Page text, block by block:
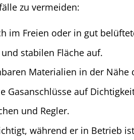
zu vermeiden:
im Freien oder in gut
stabilen Fläche auf.
Materialien in der Nähe
Gasanschlüsse auf
und Regler.
während er in Betrieb